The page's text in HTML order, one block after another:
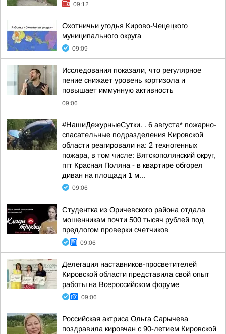
09:12
Охотничьи угодья Кирово-Чецецкого
муниципального округа
09:09
Исследования показали, что регулярное
пение снижает уровень кортизола и
повышает иммунную активность
09:06
#НашиДежурныеСутки. . 6 августа* пожарно-
спасательные подразделения Кировской
области реагировали на: 2 техногенных
пожара, в том числе: Вятскополянский округ,
пгт Красная Поляна - в квартире обгорел
диван на площади 1 м...
09:06
Студентка из Оричевского района отдала
мошенникам почти 500 тысяч рублей под
предлогом проверки счетчиков
09:06
Делегация наставников-просветителей
Кировской области представила свой опыт
работы на Всероссийском форуме
09:06
Российская актриса Ольга Сарычева
поздравила кировчан с 90-летием Кировской